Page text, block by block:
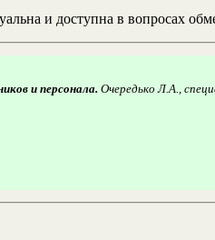
и доступна в вопросах
и персонала. Очередько Л.А.,